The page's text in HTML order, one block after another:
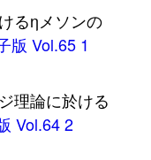
るηメソンの
版 Vol.65 1
理論に於ける
Vol.64 2